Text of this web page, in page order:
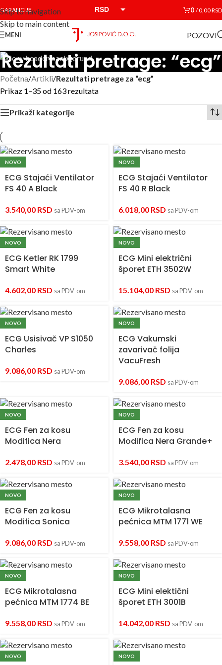
Skip to navigation
Skip to main content
GARANCIJE RSD 0 /0,00RSD
MENI POZOVI
Rezultati pretrage: “ecg”
Početna/Artikli/Rezultati pretrage za “ecg”
Prikaz 1–35 od 163 rezultata
Prikaži kategorije
NOVO
ECG Stajaći Ventilator
FS 40 A Black
3.540,00 RSD sa PDV-om
NOVO
ECG Stajaći Ventilator
FS 40 R Black
6.018,00 RSD sa PDV-om
NOVO
ECG Ketler RK 1799
Smart White
4.602,00 RSD sa PDV-om
NOVO
ECG Mini električni
šporet ETH 3502W
15.104,00 RSD sa PDV-om
NOVO
ECG Usisivač VP S1050
Charles
9.086,00 RSD sa PDV-om
NOVO
ECG Vakumski
zavarivač folija
VacuFresh
9.086,00 RSD sa PDV-om
NOVO
ECG Fen za kosu
Modifica Nera
2.478,00 RSD sa PDV-om
NOVO
ECG Fen za kosu
Modifica Nera Grande+
3.540,00 RSD sa PDV-om
NOVO
ECG Fen za kosu
Modifica Sonica
9.086,00 RSD sa PDV-om
NOVO
ECG Mikrotalasna
pećnica MTM 1771 WE
9.558,00 RSD sa PDV-om
NOVO
ECG Mikrotalasna
pećnica MTM 1774 BE
9.558,00 RSD sa PDV-om
NOVO
ECG Mini elektični
šporet ETH 3001B
14.042,00 RSD sa PDV-om
NOVO NOVO